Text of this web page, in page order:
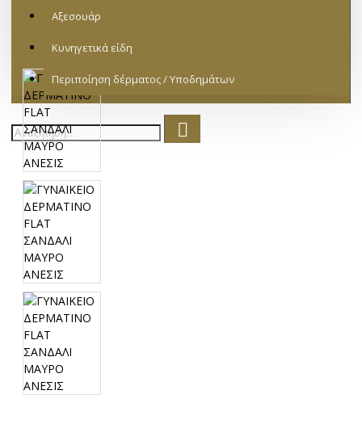
Αξεσουάρ
Κυνηγετικά είδη
Περιποίηση δέρματος / Υποδημάτων